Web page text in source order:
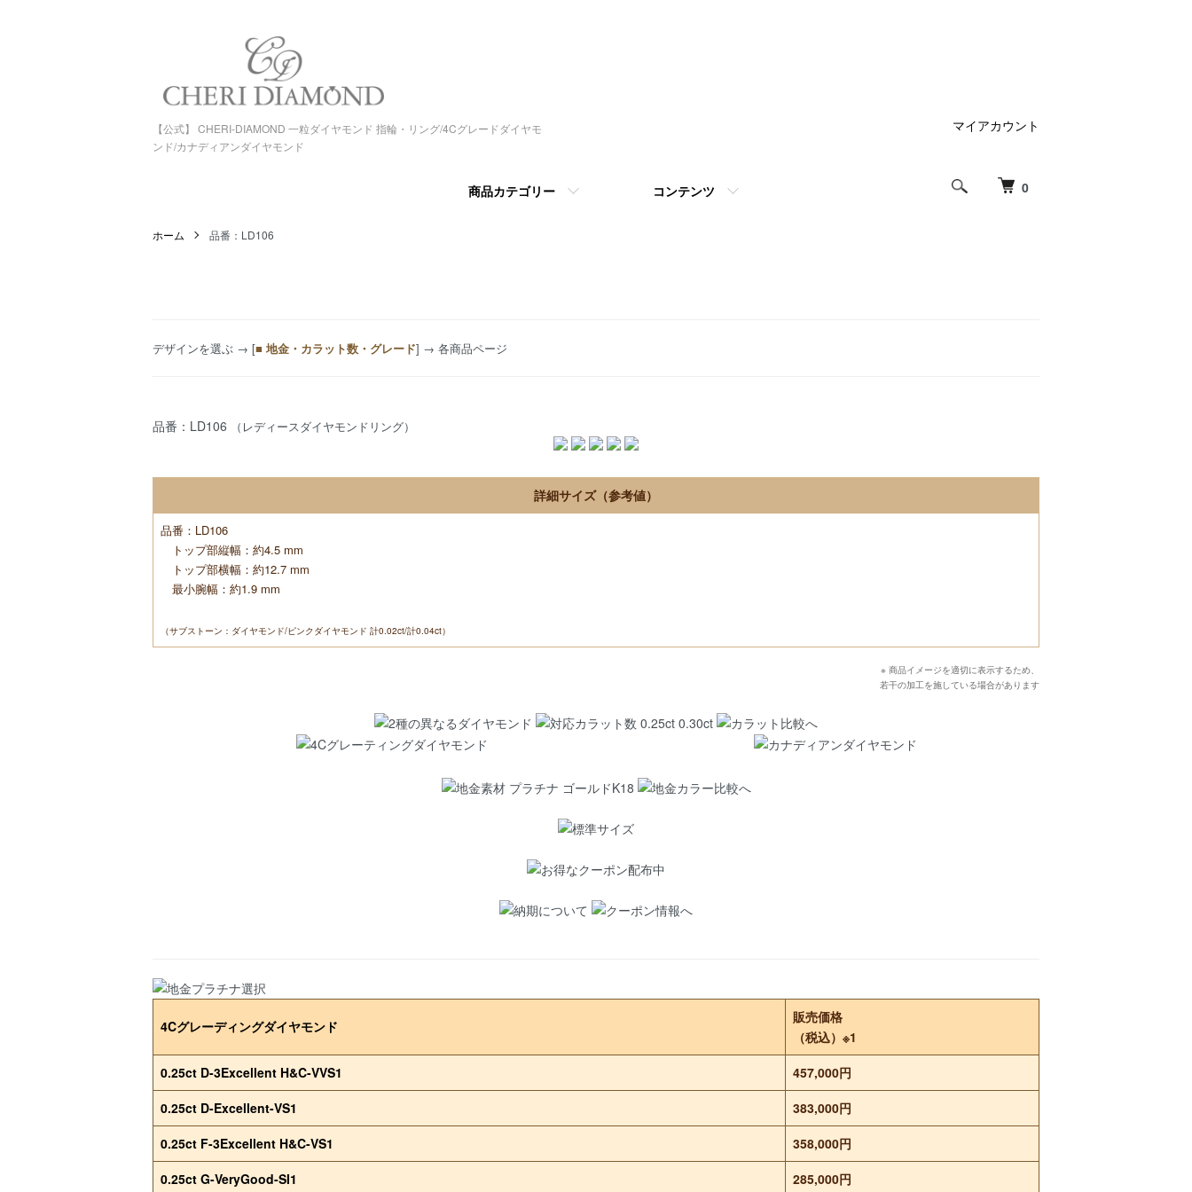
【公式】 CHERI-DIAMOND 一粒ダイヤモンド 指輪・リング/4Cグレードダイヤモ
ンド/カナディアンダイヤモンド
0
商品カテゴリー コンテンツ
マイアカウント
ホーム 品番：LD106
デザインを選ぶ → [■ 地金・カラット数・グレード] → 各商品ページ
品番：LD106 （レディースダイヤモンドリング）
詳細サイズ（参考値）
品番：LD106
トップ部縦幅：約4.5 mm
トップ部横幅：約12.7 mm
最小腕幅：約1.9 mm
（サブストーン：ダイヤモンド/ピンクダイヤモンド 計0.02ct/計0.04ct）
※ 商品イメージを適切に表示するため、
若干の加工を施している場合があります
4Cグレーディングダイヤモンド
販売価格
（税込）※1
0.25ct D-3Excellent H&C-VVS1
457,000円
0.25ct D-Excellent-VS1
383,000円
0.25ct F-3Excellent H&C-VS1
358,000円
0.25ct G-VeryGood-SI1
285,000円